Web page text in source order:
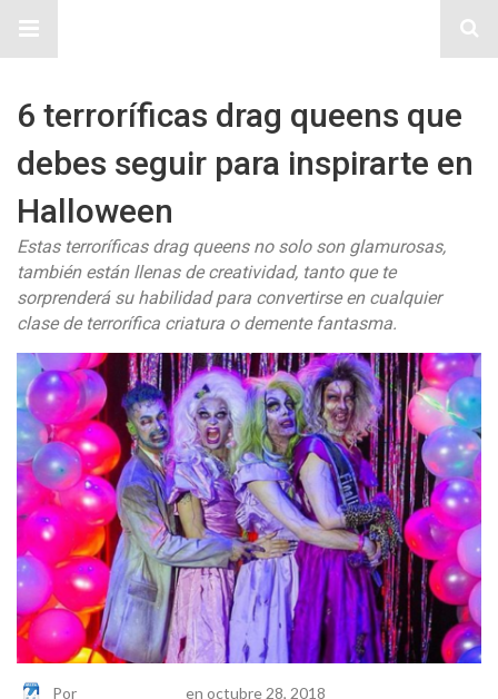
6 terroríficas drag queens que
debes seguir para inspirarte en
Halloween
Estas terroríficas drag queens no solo son glamurosas,
también están llenas de creatividad, tanto que te
sorprenderá su habilidad para convertirse en cualquier
clase de terrorífica criatura o demente fantasma.
Por en octubre 28, 2018